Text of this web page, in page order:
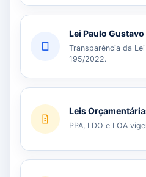
Lei Paulo Gustavo
Transparência da
195/2022.
Leis
PPA, LDO e LOA